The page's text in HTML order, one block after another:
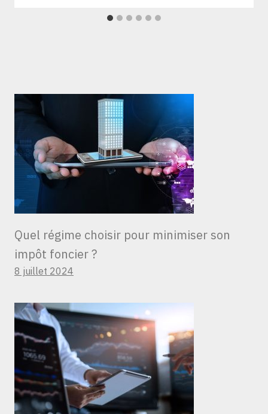
Quel régime choisir pour minimiser son
impôt foncier ?
8 juillet 2024